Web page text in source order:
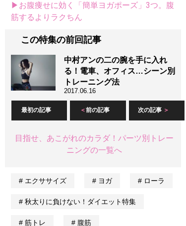
▶お腹痩せに効く「簡単ヨガポーズ」3つ。腹
筋するよりラクちん
この特集の前回記事
中村アンの二の腕を手に入れ
る！電車、オフィス…シーン別
トレーニング法
2017.06.16
最初の記事 前の記事 次の記事
目指せ、あこがれのカラダ！パーツ別トレー
ニングの一覧へ
エクササイズ ヨガ ローラ
秋太りに負けない！ダイエット特集
筋トレ 腹筋